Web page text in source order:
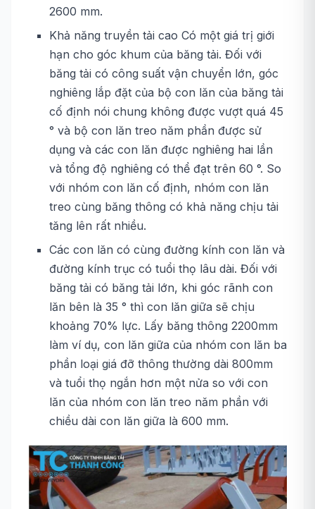
2600 mm.
Khả năng truyền tải cao Có một giá trị giới
hạn cho góc khum của băng tải. Đối với
băng tải có công suất vận chuyển lớn, góc
nghiêng lắp đặt của bộ con lăn của băng tải
cố định nói chung không được vượt quá 45
° và bộ con lăn treo năm phần được sử
dụng và các con lăn được nghiêng hai lần
và tổng độ nghiêng có thể đạt trên 60 °. So
với nhóm con lăn cố định, nhóm con lăn
treo cùng băng thông có khả năng chịu tải
tăng lên rất nhiều.
Các con lăn có cùng đường kính con lăn và
đường kính trục có tuổi thọ lâu dài. Đối với
băng tải có băng tải lớn, khi góc rãnh con
lăn bên là 35 ° thì con lăn giữa sẽ chịu
khoảng 70% lực. Lấy băng thông 2200mm
làm ví dụ, con lăn giữa của nhóm con lăn ba
phần loại giá đỡ thông thường dài 800mm
và tuổi thọ ngắn hơn một nửa so với con
lăn của nhóm con lăn treo năm phần với
chiều dài con lăn giữa là 600 mm.